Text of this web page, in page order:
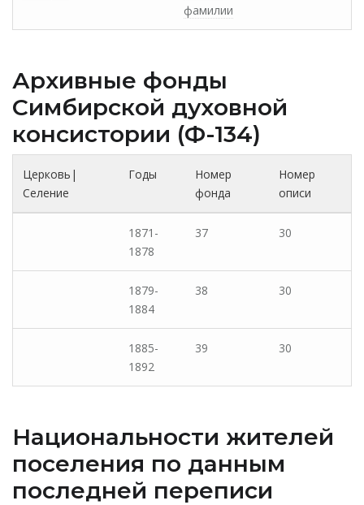
фамилии
Архивные фонды
Cимбирской духовной
консистории (Ф-134)
Церковь|
Селение
Годы
Номер
фонда
Номер
описи
1871-
1878
37 30
1879-
1884
38 30
1885-
1892
39 30
Национальности жителей
поселения по данным
последней переписи